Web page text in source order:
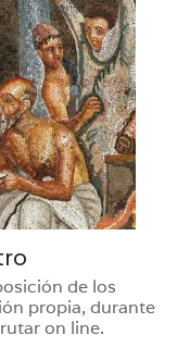
de los
propia, durante
on line.